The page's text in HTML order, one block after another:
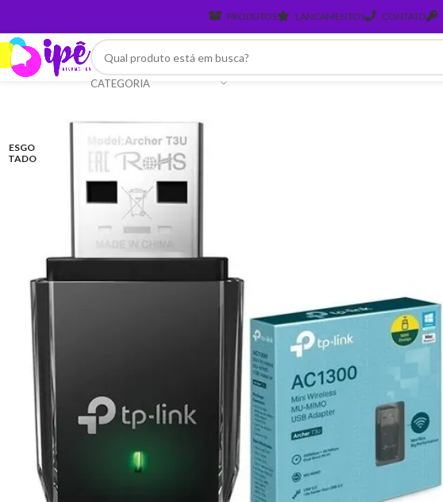
PRODUTOS LANCAMENTOS CONTATO
CATEGORIA
ESGO
TADO